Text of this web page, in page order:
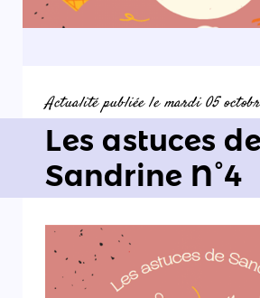
Nos
ateliers
Nos
recettes
actualités
Découvrir
Actualité publiée le mardi 05
Les astuces
Sandrine N°4